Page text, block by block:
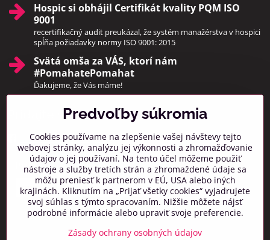
Hospic si obhájil Certifikát kvality PQM ISO
9001
recertifikačný audit preukázal, že systém manažérstva v hospici
spĺňa požiadavky normy ISO 9001: 2015
Svätá omša za VÁS, ktorí nám
#PomahatePomahat
Ďakujeme, že Vás máme!
Pridajte sa k nám
Facebook Instagram
Prihlásiť na odber noviniek
Predvoľby súkromia
Cookies používame na zlepšenie vašej návštevy tejto
webovej stránky, analýzu jej výkonnosti a zhromažďovanie
údajov o jej používaní. Na tento účel môžeme použiť
nástroje a služby tretích strán a zhromaždené údaje sa
môžu preniesť k partnerom v EÚ, USA alebo iných
krajinách. Kliknutím na „Prijať všetky cookies“ vyjadrujete
svoj súhlas s týmto spracovaním. Nižšie môžete nájsť
podrobné informácie alebo upraviť svoje preferencie.
Zásady ochrany osobných údajov